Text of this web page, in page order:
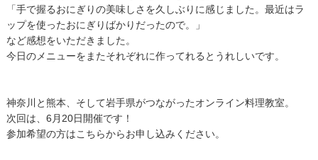
「手で握るおにぎりの美味しさを久しぶりに感じました。最近はラ
ップを使ったおにぎりばかりだったので。」
など感想をいただきました。
今日のメニューをまたそれぞれに作ってれるとうれしいです。
神奈川と熊本、そして岩手県がつながったオンライン料理教室。
次回は、6月20日開催です！
参加希望の方はこちらからお申し込みください。